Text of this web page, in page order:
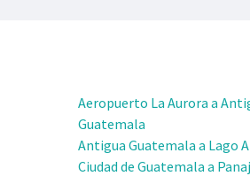
Aeropuerto La Aurora a
Guatemala
Antigua Guatemala a Lago
Ciudad de Guatemala a